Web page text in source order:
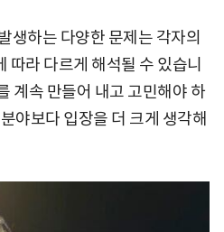
생하는 다양한 문제는 각자의
따라 다르게 해석될 수 있습니
계속 만들어 내고 고민해야 하
야보다 입장을 더 크게 생각해